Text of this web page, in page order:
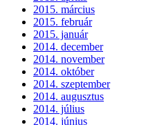
2015. március
2015. február
2015. január
2014. december
2014. november
2014. október
2014. szeptember
2014. augusztus
2014. július
2014. június